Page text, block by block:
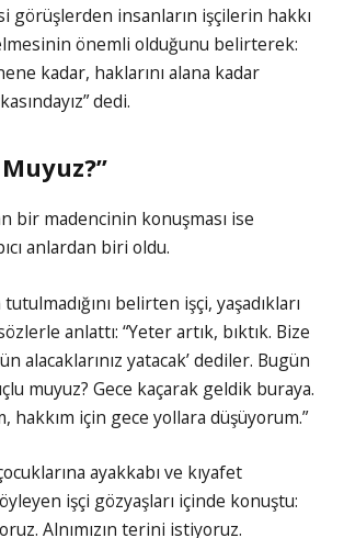
görüşlerden insanların işçilerin hakkı
önemli olduğunu belirterek:
kadar, haklarını alana kadar
dedi.
bir madencinin konuşması ise
anlardan biri oldu.
belirten işçi, yaşadıkları
anlattı: “Yeter artık, bıktık. Bize
alacaklarınız yatacak’ dediler. Bugün
muyuz? Gece kaçarak geldik buraya.
hakkım için gece yollara düşüyorum.”
ayakkabı ve kıyafet
işçi gözyaşları içinde konuştu:
Alnımızın terini istiyoruz.